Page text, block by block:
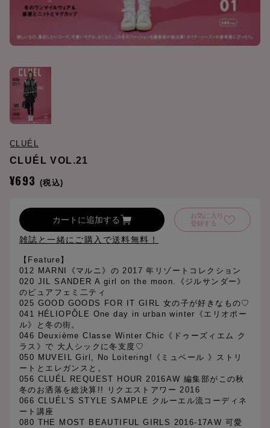
CLUÉL
CLUÉL VOL.21
¥693 (税込)
カートに追加する
お気に入り
登録する
雑誌と一緒にご購入で送料無料！
【Feature】
012 MARNI《マルニ》の 2017 年リゾートコレクション
020 JIL SANDER A girl on the moon.《ジルサンダー》
のピュアフェミ二ティ
025 GOOD GOODS FOR IT GIRL 女の子が好きなもの♡
041 HÉLIOPÔLE One day in urban winter《エリオポー
ル》と冬の街。
046 Deuxième Classe Winter Chic《ドゥーズィエム ク
ラス》で 大人シックに冬支度♡
050 MUVEIL Girl, No Loitering!《ミュベール 》ストリ
ートとエレガンスと。
056 CLUÉL REQUEST HOUR 2016AW 編集部がこの秋
冬のお洒落を総決算!! リクエストアワー 2016
066 CLUÉL’S STYLE SAMPLE クルーエル流コーディネ
ート講座
080 THE MOST BEAUTIFUL GIRLS 2016-17AW 可愛